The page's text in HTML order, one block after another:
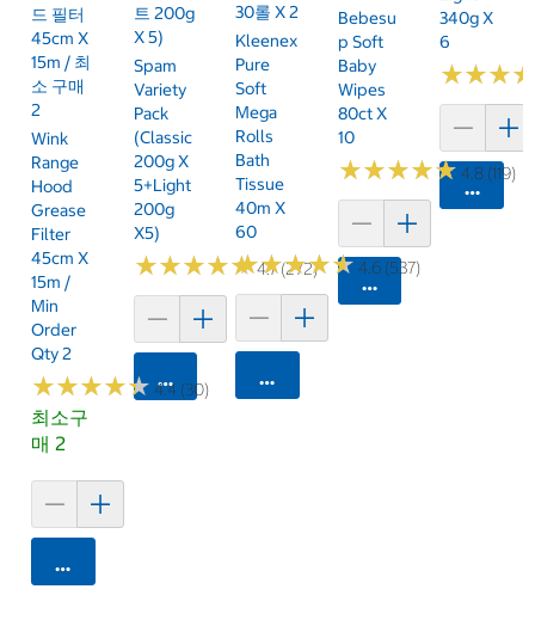
드 필터
45cm X
15m / 최
소 구매
2
Wink
Range
Hood
Grease
Filter
45cm X
15m /
Min
Order
Qty 2
★★★★★
★★★★★ 4.4 (30)
최소구
매 2
카트에 담기
트 200g
X 5)
Spam
Variety
Pack
(Classic
200g X
5+Light
200g
X5)
★★★★★
★★★★★4.7 (272)
카트에 담기
30롤 X 2
Kleenex
Pure
Soft
Mega
Rolls
Bath
Tissue
40m X
60
★★★★★
★★★★★4.6 (537)
카트에 담기
Bebesu
P Soft
Baby
Wipes
80ct X
10
★★★★★
★★★★★4.8 (119)
카트에 담기
340g X
6
★★★
★★★
카트에